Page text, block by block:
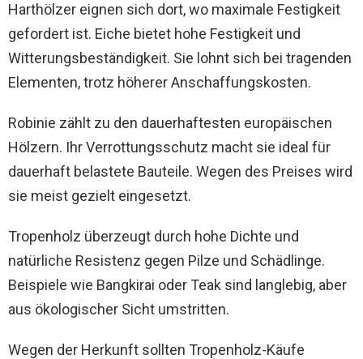
Harthölzer eignen sich dort, wo maximale Festigkeit
gefordert ist. Eiche bietet hohe Festigkeit und
Witterungsbeständigkeit. Sie lohnt sich bei tragenden
Elementen, trotz höherer Anschaffungskosten.
Robinie zählt zu den dauerhaftesten europäischen
Hölzern. Ihr Verrottungsschutz macht sie ideal für
dauerhaft belastete Bauteile. Wegen des Preises wird
sie meist gezielt eingesetzt.
Tropenholz überzeugt durch hohe Dichte und
natürliche Resistenz gegen Pilze und Schädlinge.
Beispiele wie Bangkirai oder Teak sind langlebig, aber
aus ökologischer Sicht umstritten.
Wegen der Herkunft sollten Tropenholz-Käufe